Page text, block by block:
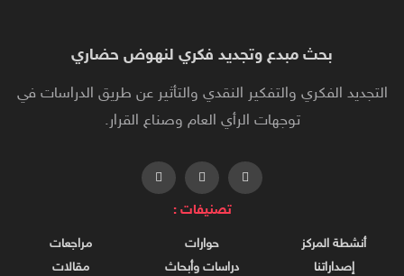
بحث مبدع وتجديد فكري لنهوض حضاري
التجديد الفكري والتفكير النقدي والتأثير عن طريق الدراسات في
توجهات الرأي العام وصناع القرار.
تصنيفات :
أنشطة المركز
إصداراتنا
حوارات
دراسات وأبحاث
مراجعات
مقالات